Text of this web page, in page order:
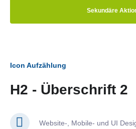
Sekundäre
Icon Aufzählung
H2 - Überschrift 2
Website-, Mobile- und UI